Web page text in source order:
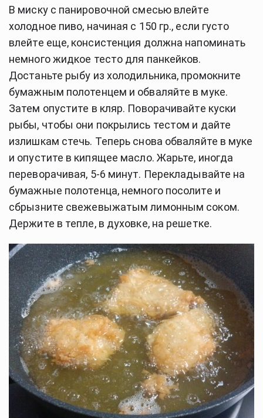
В миску с панировочной смесью влейте
холодное пиво, начиная с 150 гр., если густо
влейте еще, консистенция должна напоминать
немного жидкое тесто для панкейков.
Достаньте рыбу из холодильника, промокните
бумажным полотенцем и обваляйте в муке.
Затем опустите в кляр. Поворачивайте куски
рыбы, чтобы они покрылись тестом и дайте
излишкам стечь. Теперь снова обваляйте в муке
и опустите в кипящее масло. Жарьте, иногда
переворачивая, 5-6 минут. Перекладывайте на
бумажные полотенца, немного посолите и
сбрызните свежевыжатым лимонным соком.
Держите в тепле, в духовке, на решетке.